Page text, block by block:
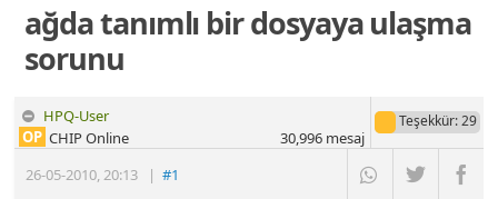
ağda tanımlı bir dosyaya ulaşma
sorunu
HPQ-User
26-05-2010,20:13 |#1
OP CHIP Online
Teşekkür: 29
30,996mesaj